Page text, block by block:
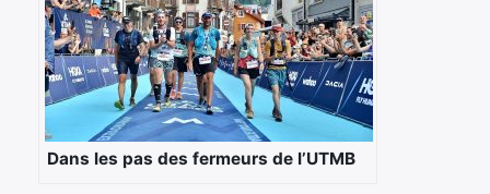
Dans les pas des fermeurs de l’UTMB